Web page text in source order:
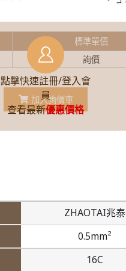
點擊快速註冊/登入會
員
查看最新優惠價格
標準單價
詢價
加入詢價車
ZHAOTAI兆泰
0.5mm²
16C